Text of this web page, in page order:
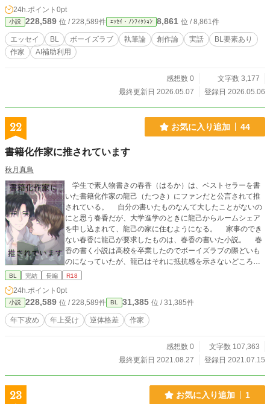
24h.ポイント 0pt
小説 228,589 位 / 228,589件 ｴｯｾｲ・ﾉﾝﾌｨｸｼｮﾝ 8,861 位 / 8,861件
エッセイ BL ボーイズラブ 執筆論 創作論 実話
BL要素あり
作家
AI補助利用
感想数 0
文字数 3,177
最終更新日 2026.05.07
登録日 2026.05.06
22 お気に入り追加 44
書籍化作家に推されています
秋月真鳥
学生で素人物書きの春香（はるか）は、ベストセラーを書
いた書籍化作家の龍己（たつき）にファンだと公言されて推
されている。 自分の書いたものなんて大したことがないの
にと思う春香だが、大学進学のときに龍己からルームシェア
を申し込まれて、龍己の家に住むようになる。 家事のでき
ない春香に龍己が要求したものは、春香の書いた小説。 春
香の書く小説は高校を卒業したのでボーイズラブの際どいも
のになっていたが、龍己はそれに抵抗感を示さないどころ
か、春香に隠れて小説を読みながら自慰をするようになっ
を考え始める。 小説から始まるルームシェアのボーイズラ
ブストーリー。 ※ムーンライトノベルズ様にも投稿していま
す。
BL 完結 長編 R18
24h.ポイント 0pt
小説 228,589 位 / 228,589件 BL 31,385 位 / 31,385件
年下攻め 年上受け 逆体格差 作家
感想数 0
文字数 107,363
最終更新日 2021.08.27
登録日 2021.07.15
23 お気に入り追加 1